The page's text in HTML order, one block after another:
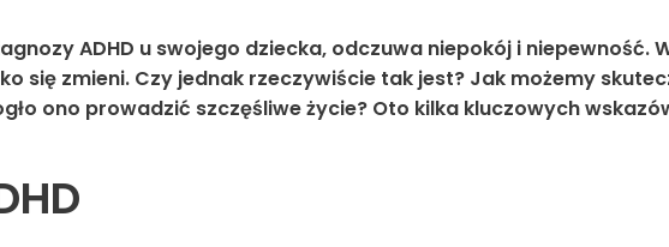
ADHD u swojego dziecka, odczuwa niepokój i niepewność.
się zmieni. Czy jednak rzeczywiście tak jest? Jak możemy
ono prowadzić szczęśliwe życie? Oto kilka kluczowych